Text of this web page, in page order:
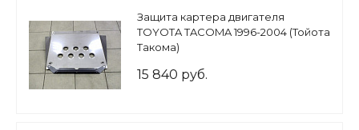
Защита картера двигателя
TOYOTA TACOMA 1996-2004 (Тойота
Такома)
15 840 руб.